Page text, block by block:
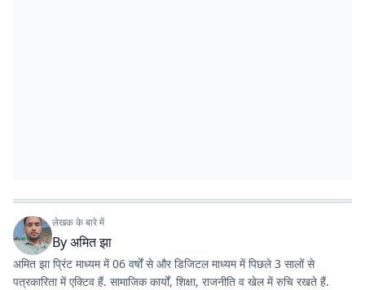
लेखक के बारे में
Byअमित झा
अमित झा प्रिंट माध्यम में 06 वर्षों से और डिजिटल माध्यम में पिछले 3 सालों से
पत्रकारिता में एक्टिव हैं. सामाजिक कार्यों, शिक्षा, राजनीति व खेल में रुचि रखते हैं.